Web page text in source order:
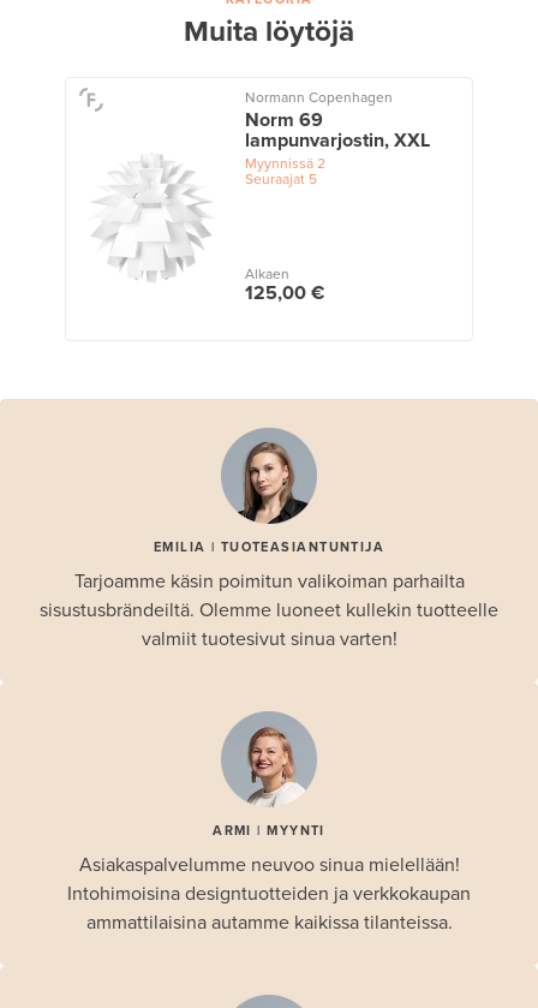
Muita löytöjä
Normann Copenhagen
Norm 69
lampunvarjostin, XXL
Myynnissä2
Seuraajat 5
Alkaen
125,00 €
EMILIA | TUOTEASIANTUNTIJA
Tarjoamme käsin poimitun valikoiman parhailta
sisustusbrändeiltä. Olemme luoneet kullekin tuotteelle
valmiit tuotesivut sinua varten!
ARMI | MYYNTI
Asiakaspalvelumme neuvoo sinua mielellään!
Intohimoisina designtuotteiden ja verkkokaupan
ammattilaisina autamme kaikissa tilanteissa.